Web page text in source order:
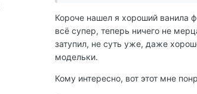
Короче нашел я хороший ванила
всё супер, теперь ничего не
затупил, не суть уже, даже
модельки.
Кому интересно, вот этот мне